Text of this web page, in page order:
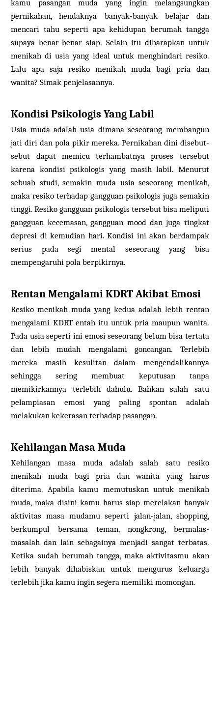
kamu pasangan muda yang ingin melangsungkan
pernikahan, hendaknya banyak-banyak belajar dan
mencari tahu seperti apa kehidupan berumah tangga
supaya benar-benar siap. Selain itu diharapkan untuk
menikah di usia yang ideal untuk menghindari resiko.
Lalu apa saja resiko menikah muda bagi pria dan
wanita? Simak penjelasannya.
Kondisi Psikologis Yang Labil
Usia muda adalah usia dimana seseorang membangun
jati diri dan pola pikir mereka. Pernikahan dini disebut-
sebut dapat memicu terhambatnya proses tersebut
karena kondisi psikologis yang masih labil. Menurut
sebuah studi, semakin muda usia seseorang menikah,
maka resiko terhadap gangguan psikologis juga semakin
tinggi. Resiko gangguan psikologis tersebut bisa meliputi
gangguan kecemasan, gangguan mood dan juga tingkat
depresi di kemudian hari. Kondisi ini akan berdampak
serius pada segi mental seseorang yang bisa
mempengaruhi pola berpikirnya.
Rentan Mengalami KDRT Akibat Emosi
Resiko menikah muda yang kedua adalah lebih rentan
mengalami KDRT entah itu untuk pria maupun wanita.
Pada usia seperti ini emosi seseorang belum bisa tertata
dan lebih mudah mengalami goncangan. Terlebih
mereka masih kesulitan dalam mengendalikannya
sehingga sering membuat keputusan tanpa
memikirkannya terlebih dahulu. Bahkan salah satu
pelampiasan emosi yang paling spontan adalah
melakukan kekerasan terhadap pasangan.
Kehilangan Masa Muda
Kehilangan masa muda adalah salah satu resiko
menikah muda bagi pria dan wanita yang harus
diterima. Apabila kamu memutuskan untuk menikah
muda, maka disini kamu harus siap merelakan banyak
aktivitas masa mudamu seperti jalan-jalan, shopping,
berkumpul bersama teman, nongkrong, bermalas-
masalah dan lain sebagainya menjadi sangat terbatas.
Ketika sudah berumah tangga, maka aktivitasmu akan
lebih banyak dihabiskan untuk mengurus keluarga
terlebih jika kamu ingin segera memiliki momongan.